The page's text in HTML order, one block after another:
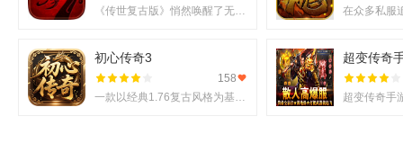
《传世复古版》悄然唤醒了无数老玩家的热血记忆，它不仅还原了那份熟悉的战斗激情，更在移动端上实现了诸多
初心传奇3
一款以经典1.76复古风格为基调的《初心传奇3》悄然进入玩家视野。它不仅仅是对过往记忆的简单复刻，更是在
158
超变传奇